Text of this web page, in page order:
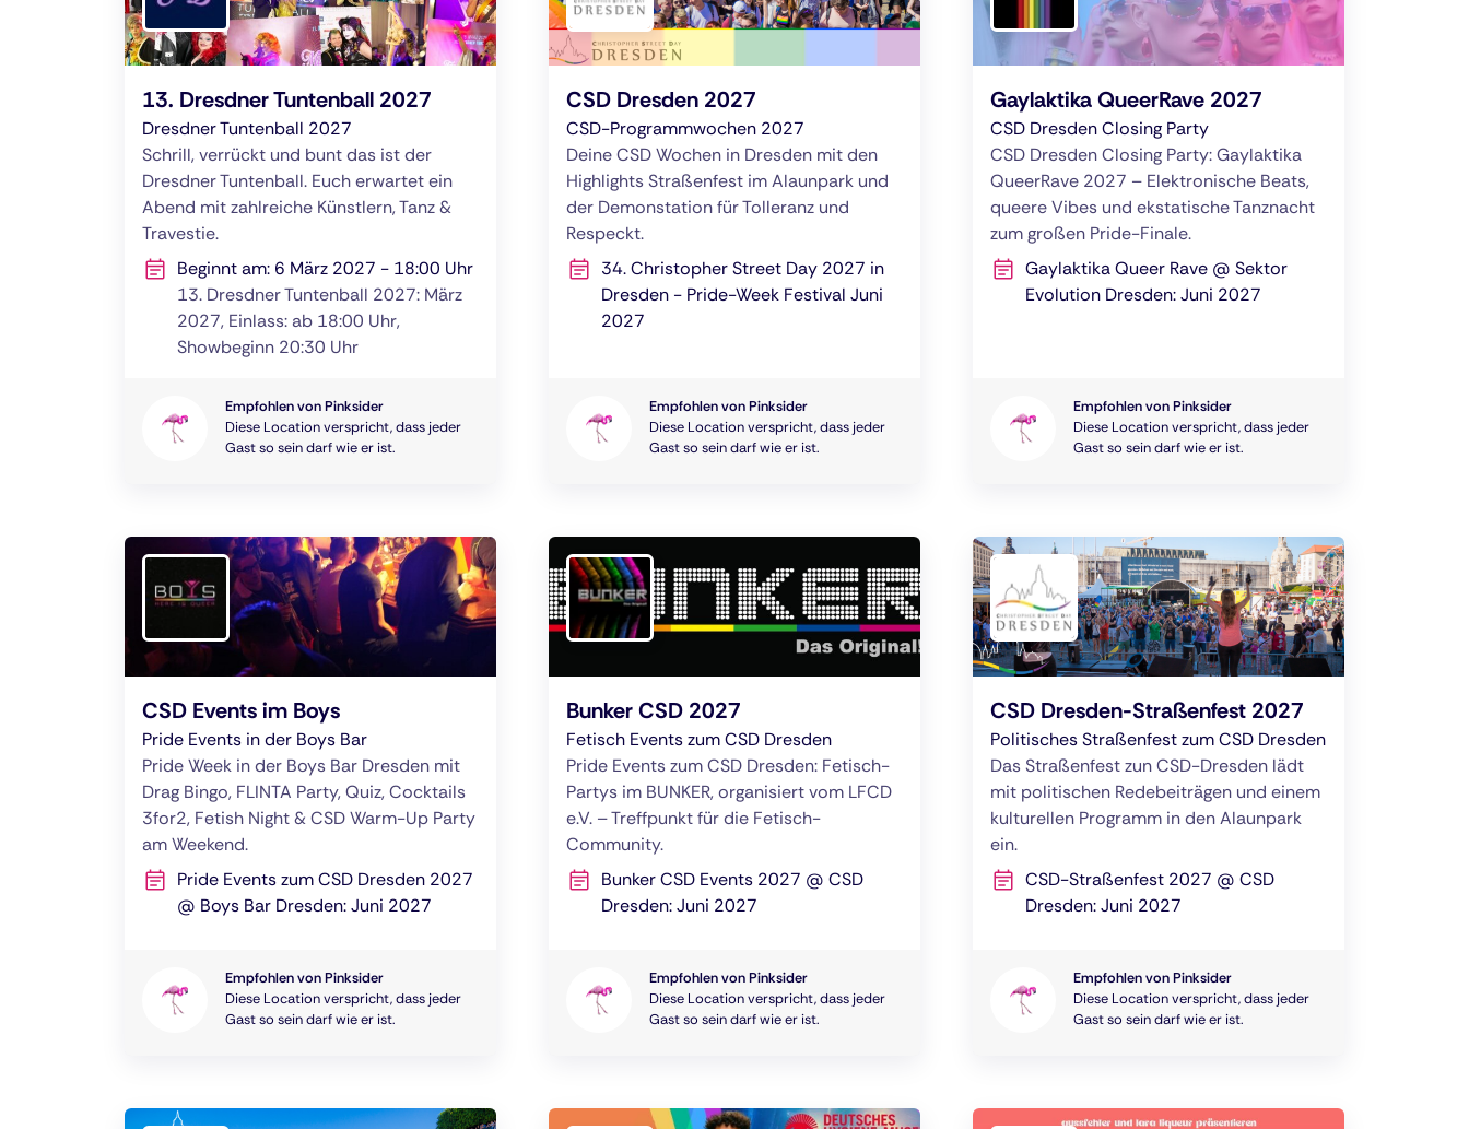
13. Dresdner Tuntenball 2027
Dresdner Tuntenball 2027
Schrill, verrückt und bunt das ist der
Dresdner Tuntenball. Euch erwartet ein
Abend mit zahlreiche Künstlern, Tanz &
Travestie.
Beginnt am: 6 März 2027 - 18:00 Uhr
13. Dresdner Tuntenball 2027: März
2027, Einlass: ab 18:00 Uhr,
Showbeginn 20:30 Uhr
Empfohlen von Pinksider
Diese Location verspricht, dass jeder
Gast so sein darf wie er ist.
CSD Dresden 2027
CSD-Programmwochen 2027
Deine CSD Wochen in Dresden mit den
Highlights Straßenfest im Alaunpark und
der Demonstation für Tolleranz und
Respeckt.
34. Christopher Street Day 2027 in
Dresden - Pride-Week Festival Juni
2027
Empfohlen von Pinksider
Diese Location verspricht, dass jeder
Gast so sein darf wie er ist.
Gaylaktika QueerRave 2027
CSD Dresden Closing Party
CSD Dresden Closing Party: Gaylaktika
QueerRave 2027 – Elektronische Beats,
queere Vibes und ekstatische Tanznacht
zum großen Pride-Finale.
Gaylaktika Queer Rave @ Sektor
Evolution Dresden: Juni 2027
Empfohlen von Pinksider
Diese Location verspricht, dass jeder
Gast so sein darf wie er ist.
CSD Events im Boys
Pride Events in der Boys Bar
Pride Week in der Boys Bar Dresden mit
Drag Bingo, FLINTA Party, Quiz, Cocktails
3for2, Fetish Night & CSD Warm-Up Party
am Weekend.
Pride Events zum CSD Dresden 2027
@ Boys Bar Dresden: Juni 2027
Empfohlen von Pinksider
Diese Location verspricht, dass jeder
Gast so sein darf wie er ist.
Bunker CSD 2027
Fetisch Events zum CSD Dresden
Pride Events zum CSD Dresden: Fetisch-
Partys im BUNKER, organisiert vom LFCD
e.V. – Treffpunkt für die Fetisch-
Community.
Bunker CSD Events 2027 @ CSD
Dresden: Juni 2027
Empfohlen von Pinksider
Diese Location verspricht, dass jeder
Gast so sein darf wie er ist.
CSD Dresden-Straßenfest 2027
Politisches Straßenfest zum CSD Dresden
Das Straßenfest zun CSD-Dresden lädt
mit politischen Redebeiträgen und einem
kulturellen Programm in den Alaunpark
ein.
CSD-Straßenfest 2027 @ CSD
Dresden: Juni 2027
Empfohlen von Pinksider
Diese Location verspricht, dass jeder
Gast so sein darf wie er ist.